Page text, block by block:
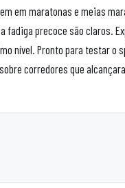
em maratonas e meias
precoce são claros.
nível. Pronto para testar
corredores que